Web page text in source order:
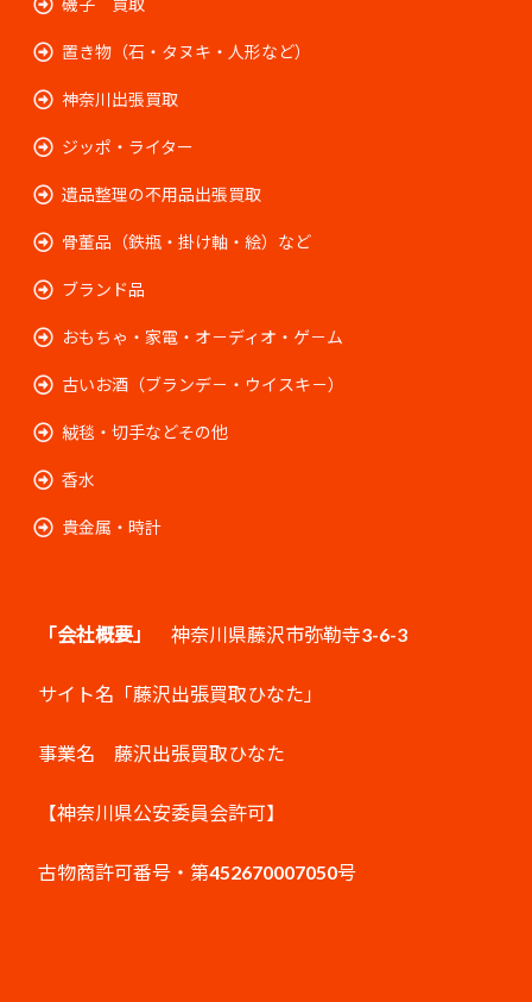
置き物（石・タヌキ・人形など）
神奈川出張買取
ジッポ・ライター
遺品整理の不用品出張買取
骨董品（鉄瓶・掛け軸・絵）など
ブランド品
おもちゃ・家電・オ－ディオ・ゲ－ム
古いお酒（ブランデ－・ウイスキ－）
絨毯・切手などその他
香水
貴金属・時計
「会社概要」 神奈川県藤沢市弥勒寺3-6-3
サイト名「藤沢出張買取ひなた」
事業名 藤沢出張買取ひなた
【神奈川県公安委員会許可】
古物商許可番号・第452670007050号